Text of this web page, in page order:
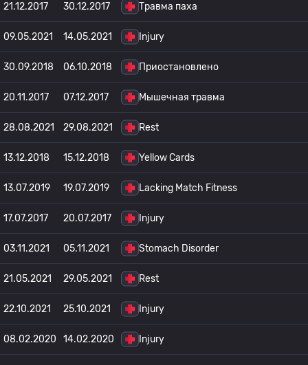
21.12.2017 30.12.2017 Травма паха
09.05.2021 14.05.2021 Injury
30.09.2018 06.10.2018 Приостановлено
20.11.2017 07.12.2017 Мышечная травма
28.08.2021 29.08.2021 Rest
13.12.2018 15.12.2018 Yellow Cards
13.07.2019 19.07.2019 Lacking Match Fitness
17.07.2017 20.07.2017 Injury
03.11.2021 05.11.2021 Stomach Disorder
21.05.2021 29.05.2021 Rest
22.10.2021 25.10.2021 Injury
08.02.2020 14.02.2020 Injury